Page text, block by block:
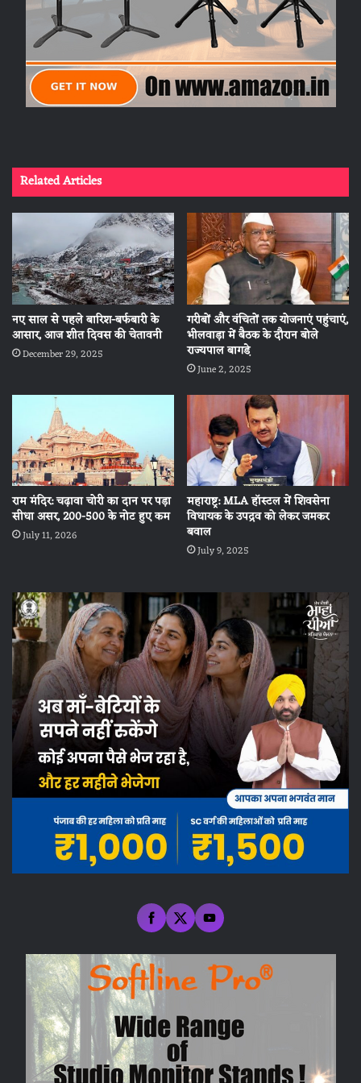
Related Articles
नए साल से पहले बारिश-बर्फबारी के
आसार, आज शीत दिवस की चेतावनी
December 29, 2025
गरीबों और वंचितों तक योजनाएं पहुंचाएं,
भीलवाड़ा में बैठक के दौरान बोले
राज्यपाल बागडे़
June 2, 2025
राम मंदिर: चढ़ावा चोरी का दान पर पड़ा
सीधा असर, 200-500 के नोट हुए कम
July 11, 2026
महाराष्ट्र: MLA हॉस्टल में शिवसेना
विधायक के उपद्रव को लेकर जमकर
बवाल
July 9, 2025